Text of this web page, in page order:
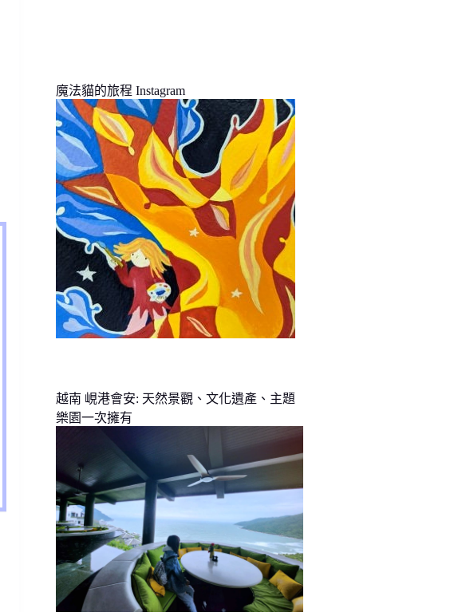
魔法貓的旅程 Instagram
越南 峴港會安: 天然景觀、文化遺產、主題
樂園一次擁有